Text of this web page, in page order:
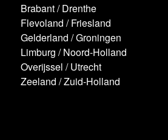
Brabant/Drenthe
Flevoland /Friesland
Gelderland /Groningen
Limburg /Noord-Holland
Overijssel /Utrecht
Zeeland /Zuid-Holland